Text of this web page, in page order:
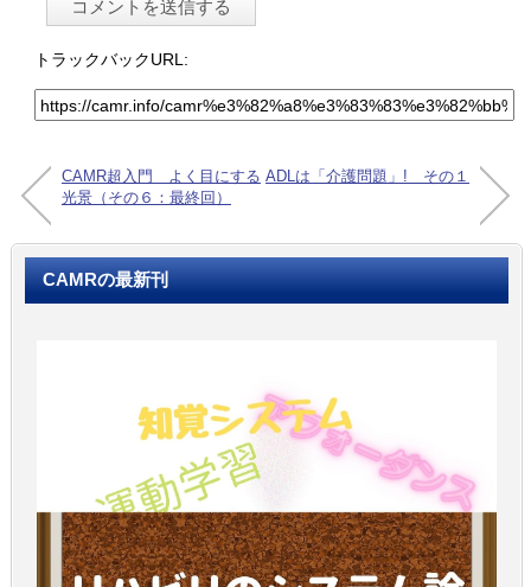
トラックバックURL:
CAMR超入門 よく目にする
光景（その６：最終回）
ADLは「介護問題」! その１
CAMRの最新刊